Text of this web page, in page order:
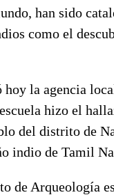
han sido
como el
hoy la agencia
hizo el
del distrito de
indio de Tamil
de Arqueología